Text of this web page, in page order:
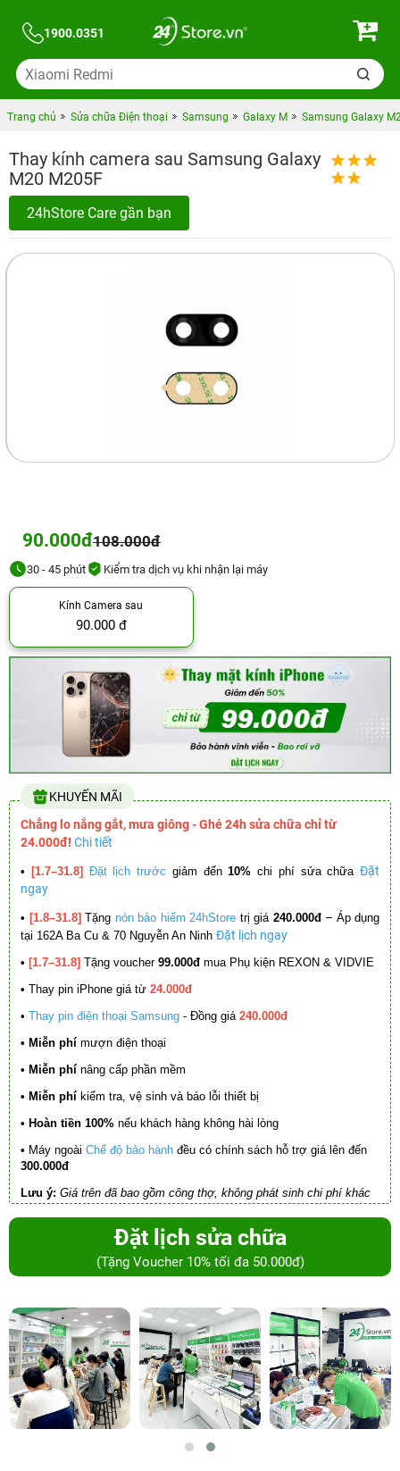
1900.0351
Trang chủ Sửa chữa Điện thoại Samsung Galaxy M Samsung Galaxy
Thay kính camera sau Samsung Galaxy
M20 M205F
24hStore Care gần bạn
90.000đ108.000đ
30 - 45 phút Kiểm tra dịch vụ khi nhận lại máy
Kính Camera sau
90.000 đ
KHUYẾN MÃI
Chẳng lo nắng gắt, mưa giông - Ghé 24h sửa chữa chỉ từ
24.000đ! Chi tiết
• [1.7–31.8] Đặt lịch trước giảm đến10% chi phí sửa chữa Đặt
ngay
• [1.8–31.8] Tặng nón bảo hiểm 24hStore trị giá 240.000đ – Áp dụng
tại 162A Ba Cu & 70 Nguyễn An Ninh Đặt lịch ngay
• [1.7–31.8] Tặng voucher 99.000đ mua Phụ kiện REXON & VIDVIE
• Thay pin iPhone giá từ 24.000đ
• Thay pin điện thoại Samsung - Đồng giá 240.000đ
• Miễn phí mượn điện thoại
• Miễn phí nâng cấp phần mềm
• Miễn phí kiểm tra, vệ sinh và báo lỗi thiết bị
• Hoàn tiền 100% nếu khách hàng không hài lòng
• Máy ngoài Chế độ bảo hành đều có chính sách hỗ trợ giá lên đến
300.000đ
Lưu ý: Giá trên đã bao gồm công thợ, không phát sinh chi phí khác
Đặt lịch sửa chữa
(Tặng Voucher 10% tối đa 50.000đ)